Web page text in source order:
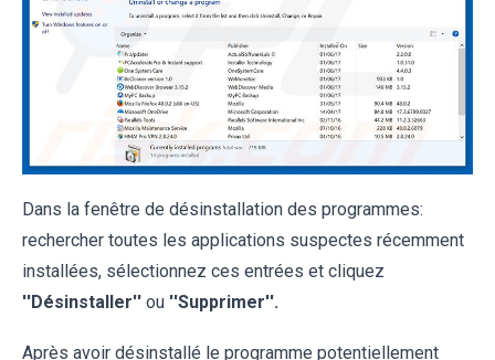
Dans la fenêtre de désinstallation des programmes:
rechercher toutes les applications suspectes récemment
installées, sélectionnez ces entrées et cliquez
''Désinstaller'' ou ''Supprimer''.
Après avoir désinstallé le programme potentiellement